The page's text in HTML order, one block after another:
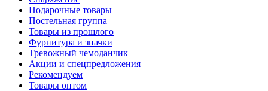
Подарочные товары
Постельная группа
Товары из прошлого
Фурнитура и значки
Тревожный чемоданчик
Акции и спецпредложения
Рекомендуем
Товары оптом